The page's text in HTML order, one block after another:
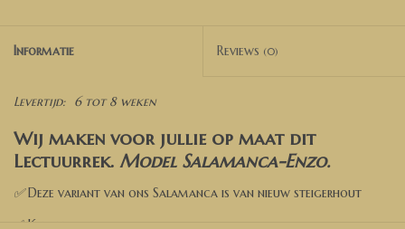
Informatie Reviews (0)
Levertijd: 6 tot 8 weken
Wij maken voor jullie op maat dit
Lectuurrek. Model Salamanca-Enzo.
✅Deze variant van ons Salamanca is van nieuw steigerhout
✅ Kies een kleur